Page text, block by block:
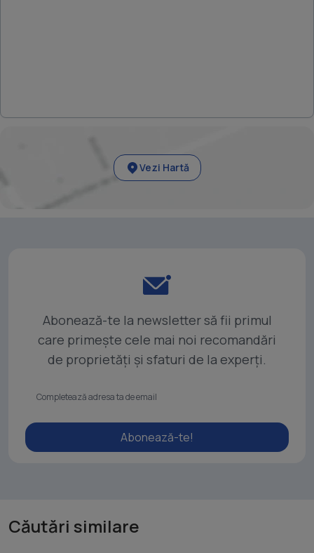
Vezi Hartă
Abonează-te la newsletter să fii primul
care primește cele mai noi recomandări
de proprietăți și sfaturi de la experți.
Abonează-te!
Căutări similare